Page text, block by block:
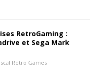
RetroGaming :
et Sega Mark
Retro Games